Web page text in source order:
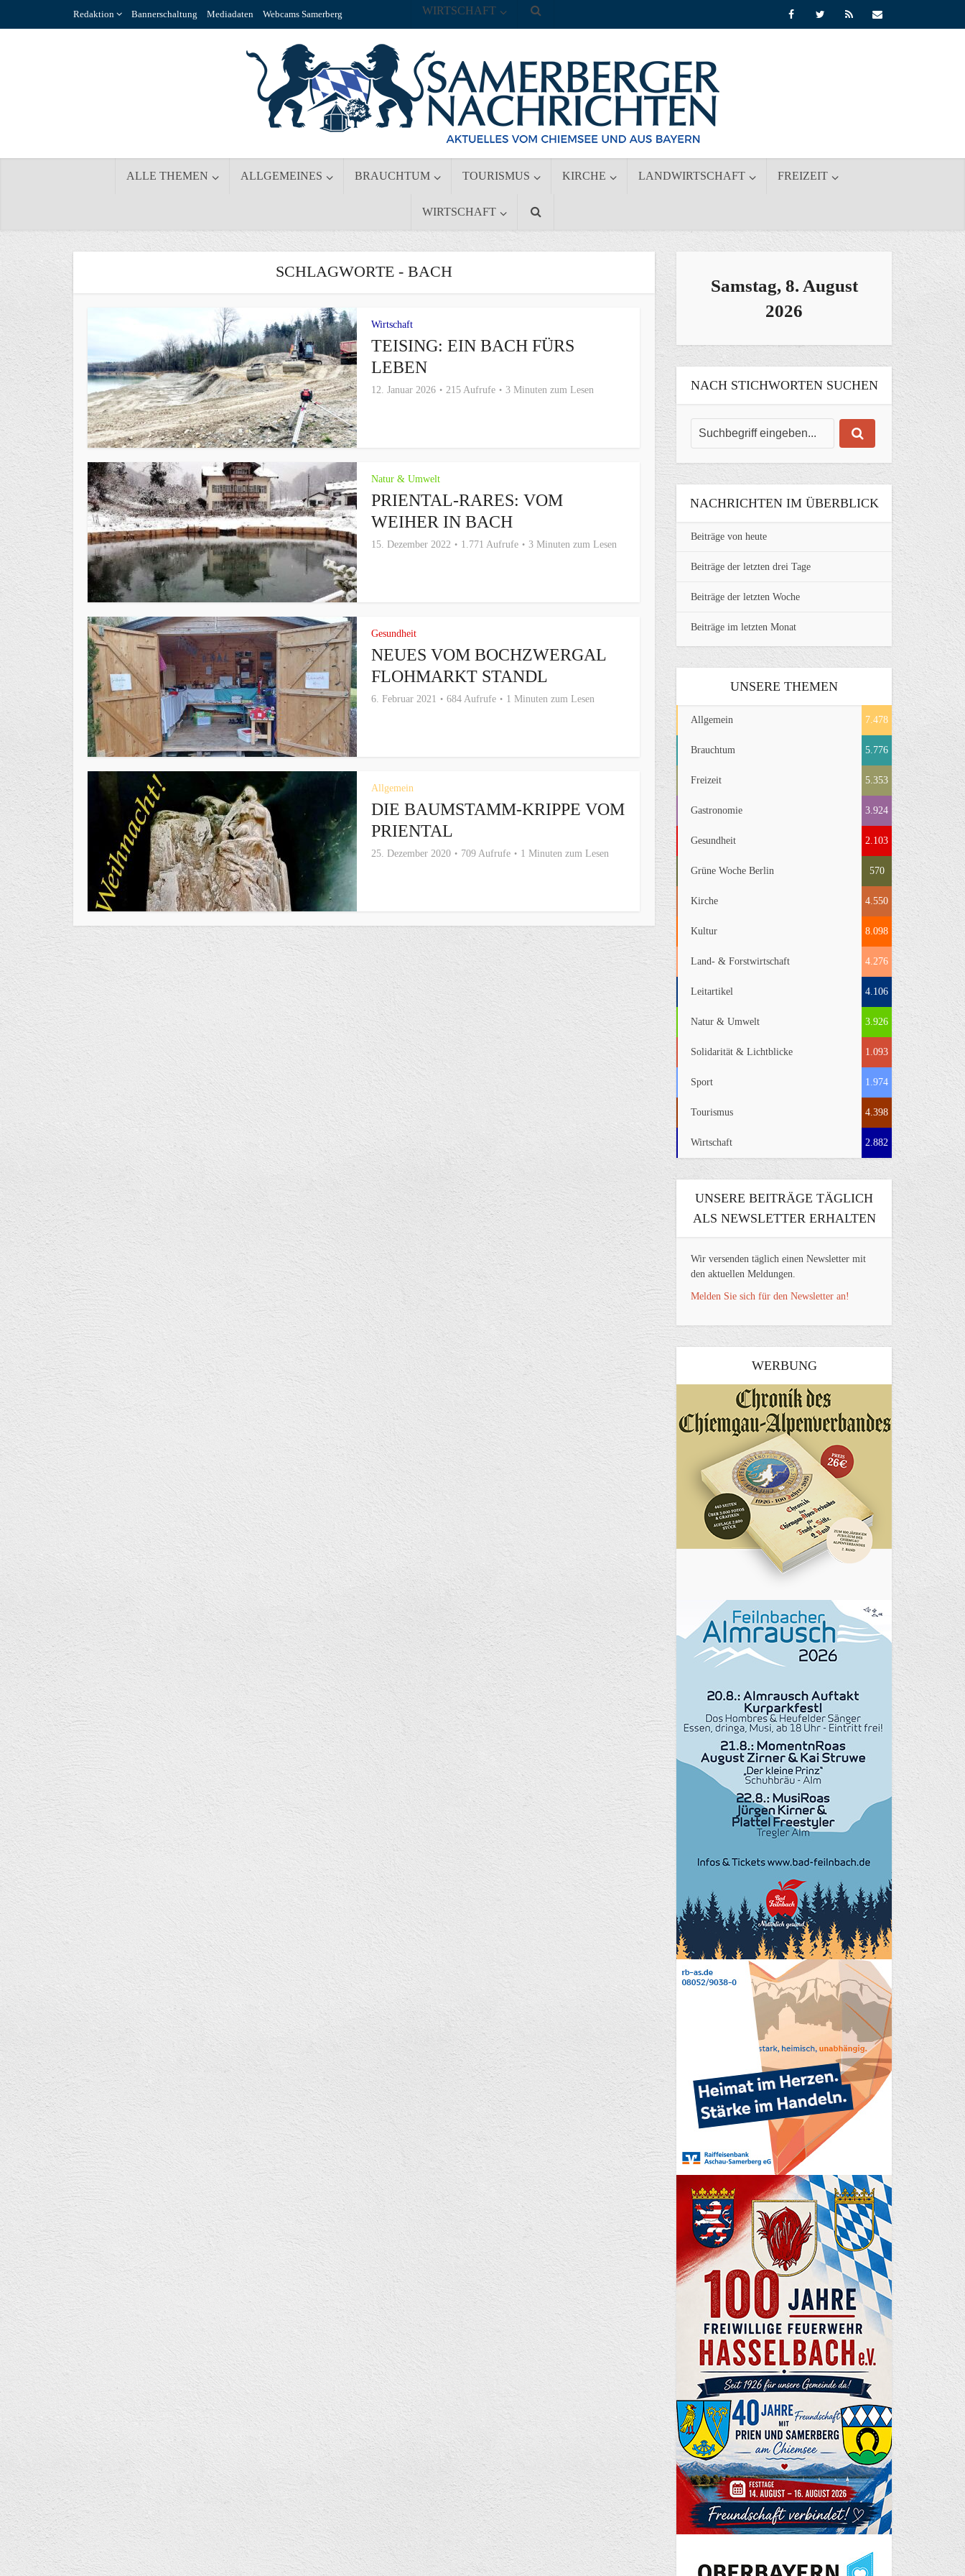
Redaktion Bannerschaltung Mediadaten Webcams Samerberg
ALLE THEMEN ALLGEMEINES BRAUCHTUM TOURISMUS KIRCHE LANDWIRTSCHAFT FREIZEIT
WIRTSCHAFT
WIRTSCHAFT
SCHLAGWORTE - BACH
Wirtschaft
TEISING: EIN BACH FÜRS
LEBEN
12. Januar 2026 215 Aufrufe 3 Minuten zum Lesen
Natur & Umwelt
PRIENTAL-RARES: VOM
WEIHER IN BACH
15. Dezember 2022 1.771 Aufrufe 3 Minuten zum Lesen
Gesundheit
NEUES VOM BOCHZWERGAL
FLOHMARKT STANDL
6. Februar 2021 684 Aufrufe 1 Minuten zum Lesen
Allgemein
DIE BAUMSTAMM-KRIPPE VOM
PRIENTAL
25. Dezember 2020 709 Aufrufe 1 Minuten zum Lesen
Samstag, 8. August
2026
NACH STICHWORTEN SUCHEN
NACHRICHTEN IM ÜBERBLICK
Beiträge von heute
Beiträge der letzten drei Tage
Beiträge der letzten Woche
Beiträge im letzten Monat
UNSERE THEMEN
Allgemein 7.478
Brauchtum 5.776
Freizeit 5.353
Gastronomie 3.924
Gesundheit 2.103
Grüne Woche Berlin 570
Kirche 4.550
Kultur 8.098
Land- & Forstwirtschaft 4.276
Leitartikel 4.106
Natur & Umwelt 3.926
Solidarität & Lichtblicke 1.093
Sport 1.974
Tourismus 4.398
Wirtschaft 2.882
UNSERE BEITRÄGE TÄGLICH
ALS NEWSLETTER ERHALTEN
Wir versenden täglich einen Newsletter mit
den aktuellen Meldungen.
Melden Sie sich für den Newsletter an!
WERBUNG